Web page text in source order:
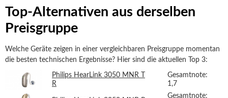
Top-Alternativen aus derselben
Preisgruppe
Welche Geräte zeigen in einer vergleichbaren Preisgruppe momentan
die besten technischen Ergebnisse? Hier sind die aktuellen Top 3:
Philips HearLink 3050 MNR T
R
Gesamtnote:
1,7
Gesamtnote: